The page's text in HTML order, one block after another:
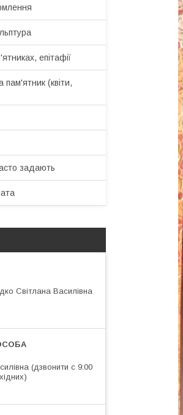
епітафії
(квіти,
задають
Світлана Василівна
(дзвонити с 9:00